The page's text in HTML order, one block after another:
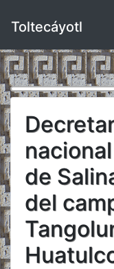
Toltecáyotl
de
del